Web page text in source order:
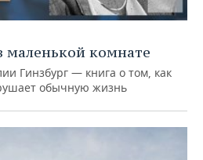
маленькой комнате
Гинзбург — книга о том, как
обычную жизнь